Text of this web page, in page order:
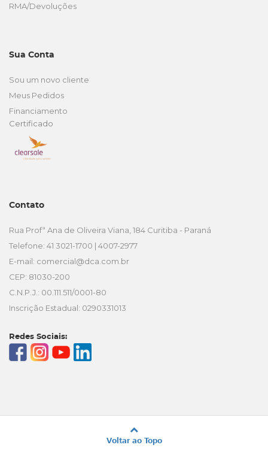
RMA/Devoluções
Sua Conta
Sou um novo cliente
Meus Pedidos
Financiamento
Certificado
Contato
Rua Profª Ana de Oliveira Viana, 184 Curitiba - Paraná
Telefone: 41 3021-1700 | 4007-2977
E-mail: comercial@dca.com.br
CEP: 81030-200
C.N.P.J.: 00.111.511/0001-80
Inscrição Estadual: 0290331013
Redes Sociais:
Voltar ao Topo